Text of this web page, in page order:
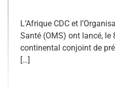
L’Afrique CDC et
Santé (OMS) ont lancé, le
continental conjoint de
[…]